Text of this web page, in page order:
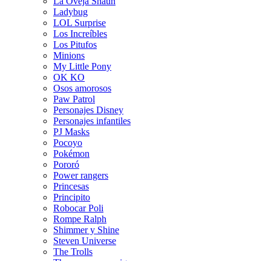
Ladybug
LOL Surprise
Los Increíbles
Los Pitufos
Minions
My Little Pony
OK KO
Osos amorosos
Paw Patrol
Personajes Disney
Personajes infantiles
PJ Masks
Pocoyo
Pokémon
Pororó
Power rangers
Princesas
Principito
Robocar Poli
Rompe Ralph
Shimmer y Shine
Steven Universe
The Trolls